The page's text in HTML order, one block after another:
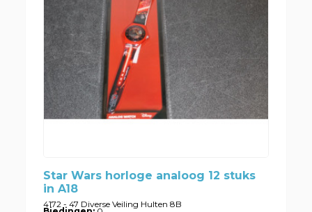
Star Wars horloge analoog 12 stuks
in A18
4172 - 47 Diverse Veiling Hulten 8B